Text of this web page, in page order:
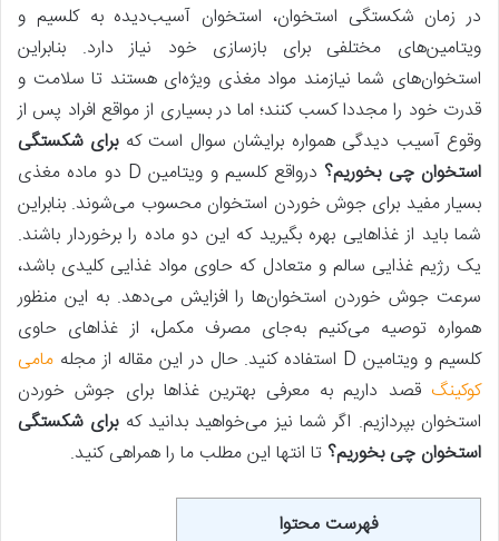
در زمان شکستگی استخوان، استخوان آسیب‌دیده به کلسیم و
ویتامین‌های مختلفی برای بازسازی خود نیاز دارد. بنابراین
استخوان‌های شما نیازمند مواد مغذی ویژه‌ای هستند تا سلامت و
قدرت خود را مجددا کسب کنند؛ اما در بسیاری از مواقع افراد پس‌ از
وقوع آسیب دیدگی همواره برایشان سوال است کهبرای شکستگی
استخوان چی بخوریم؟
درواقع کلسیم و ویتامین D دو ماده مغذی
بسیار مفید برای جوش خوردن استخوان محسوب می‌شوند. بنابراین
شما باید از غذاهایی بهره بگیرید که این دو ماده را برخوردار باشند.
یک رژیم غذایی سالم و متعادل که حاوی مواد غذایی کلیدی باشد،
سرعت جوش خوردن استخوان‌ها را افزایش می‌دهد. به این منظور
همواره توصیه می‌کنیم به‌جای مصرف مکمل، از غذاهای حاوی
کلسیم و ویتامین D استفاده کنید. حال در این مقاله از مجله
مامی
کوکینگ قصد داریم به معرفی بهترین غذاها برای جوش خوردن
استخوان بپردازیم. اگر شما نیز می‌خواهید بدانید کهبرای شکستگی
استخوان چی بخوریم؟ تا انتها این مطلب ما را همراهی کنید.
فهرست محتوا